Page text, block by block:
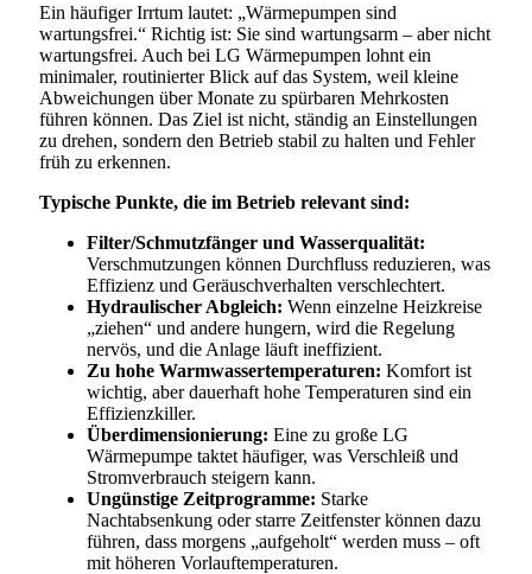
Ein häufiger Irrtum lautet: „Wärmepumpen sind
wartungsfrei.“ Richtig ist: Sie sind wartungsarm – aber nicht
wartungsfrei. Auch bei LG Wärmepumpen lohnt ein
minimaler, routinierter Blick auf das System, weil kleine
Abweichungen über Monate zu spürbaren Mehrkosten
führen können. Das Ziel ist nicht, ständig an Einstellungen
zu drehen, sondern den Betrieb stabil zu halten und Fehler
früh zu erkennen.
Typische Punkte, die im Betrieb relevant sind:
Filter/Schmutzfänger und Wasserqualität:
Verschmutzungen können Durchfluss reduzieren, was
Effizienz und Geräuschverhalten verschlechtert.
Hydraulischer Abgleich: Wenn einzelne Heizkreise
„ziehen“ und andere hungern, wird die Regelung
nervös, und die Anlage läuft ineffizient.
Zu hohe Warmwassertemperaturen: Komfort ist
wichtig, aber dauerhaft hohe Temperaturen sind ein
Effizienzkiller.
Überdimensionierung: Eine zu große LG
Wärmepumpe taktet häufiger, was Verschleiß und
Stromverbrauch steigern kann.
Ungünstige Zeitprogramme: Starke
Nachtabsenkung oder starre Zeitfenster können dazu
führen, dass morgens „aufgeholt“ werden muss – oft
mit höheren Vorlauftemperaturen.